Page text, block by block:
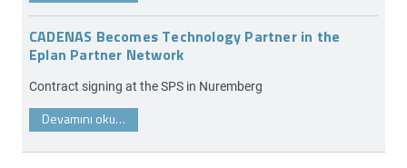
CADENAS Becomes Technology Partner in the
Eplan Partner Network
Contract signing at the SPS in Nuremberg
Devamını oku…